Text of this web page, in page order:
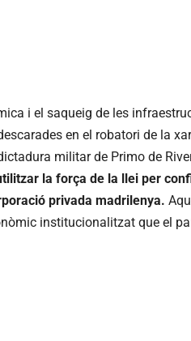
i el saqueig de les
en el robatori de la
militar de Primo de
la força de la llei per
privada madrilenya.
institucionalitzat que el